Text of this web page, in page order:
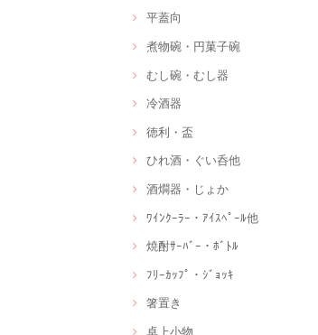
平蓋向
煮物碗・円菓子碗
むし碗・むし器
冷酒器
徳利・盃
ひれ酒・ぐい呑他
酒燗器・じょか
ﾜｲﾝｸｰﾗｰ・ｱｲｽﾍﾟｰﾙ他
焼酎ｻｰﾊﾞｰ・ﾎﾞﾄﾙ
ﾌﾘｰｶｯﾌﾟ・ｼﾞｮｯｷ
箸置き
卓上小物